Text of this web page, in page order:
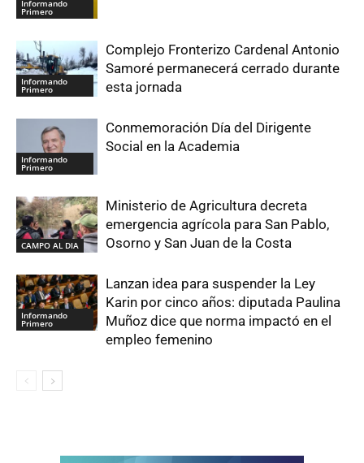
Informando
Primero
Informando
Primero
Complejo Fronterizo Cardenal Antonio
Samoré permanecerá cerrado durante
esta jornada
Informando
Primero
Conmemoración Día del Dirigente
Social en la Academia
CAMPO AL DIA
Ministerio de Agricultura decreta
emergencia agrícola para San Pablo,
Osorno y San Juan de la Costa
Informando
Primero
Lanzan idea para suspender la Ley
Karin por cinco años: diputada Paulina
Muñoz dice que norma impactó en el
empleo femenino